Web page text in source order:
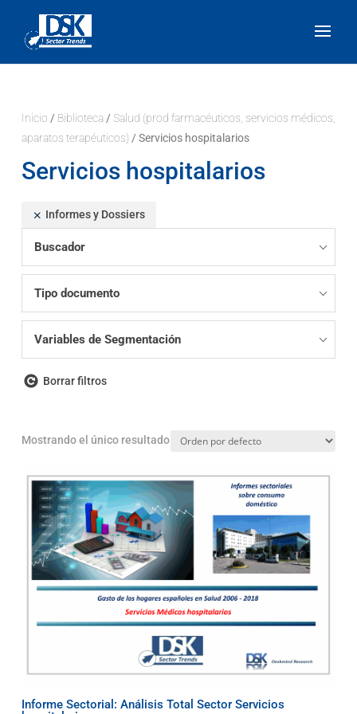
Inicio / Biblioteca/ Salud (prod farmacéuticos, servicios médicos,
aparatos terapéuticos) / Servicios hospitalarios
Servicios hospitalarios
Informes y Dossiers
Buscador
Tipo documento
Variables de Segmentación
Borrar filtros
Mostrando el único resultado
Informe Sectorial: Análisis Total Sector Servicios